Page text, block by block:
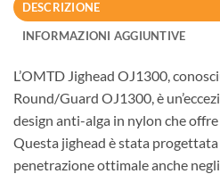
DESCRIZIONE
INFORMAZIONI AGGIUNTIVE
L’OMTD Jighead OJ1300,
Round/Guard OJ1300, è
design anti-alga in nylon che
Questa jighead è stata
penetrazione ottimale anche